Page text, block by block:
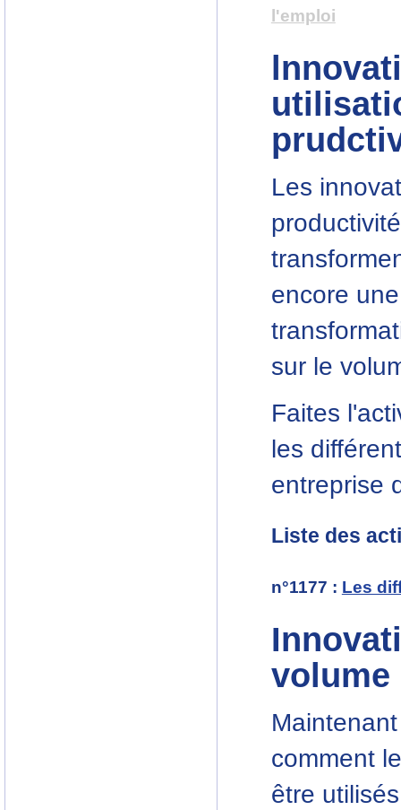
l'emploi
Les
encore
sur le
Faites
les
entreprise
Liste des
n°1177 : Les
comment
être